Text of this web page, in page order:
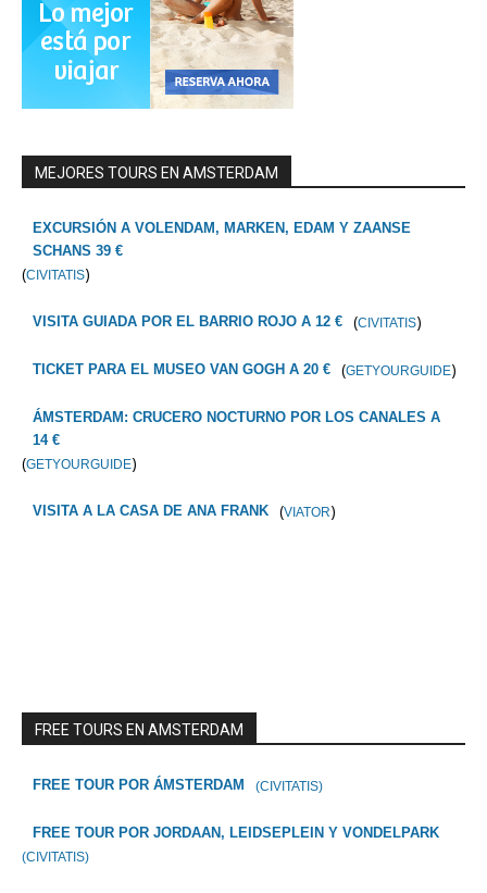
MEJORES TOURS EN AMSTERDAM
EXCURSIÓN A VOLENDAM, MARKEN, EDAM Y ZAANSE
SCHANS 39 €
(CIVITATIS)
VISITA GUIADA POR EL BARRIO ROJO A 12 € (CIVITATIS)
TICKET PARA EL MUSEO VAN GOGH A 20 € (GETYOURGUIDE)
ÁMSTERDAM: CRUCERO NOCTURNO POR LOS CANALES A
14 €
(GETYOURGUIDE)
VISITA A LA CASA DE ANA FRANK (VIATOR)
FREE TOURS EN AMSTERDAM
FREE TOUR POR ÁMSTERDAM (CIVITATIS)
FREE TOUR POR JORDAAN, LEIDSEPLEIN Y VONDELPARK
(CIVITATIS)